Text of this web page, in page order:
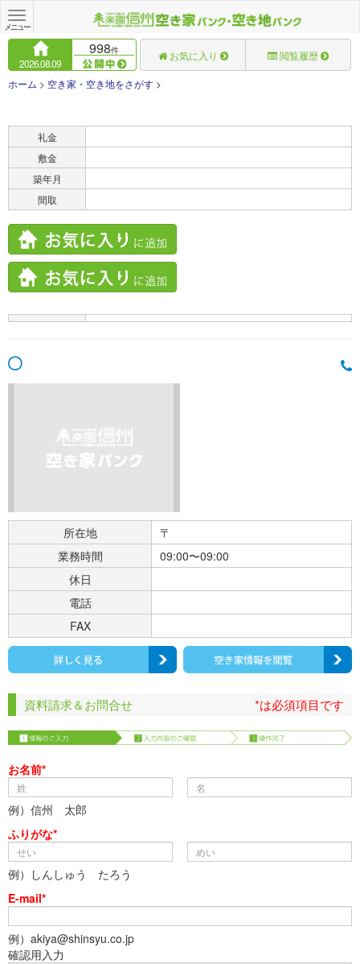
Toggle
navigation
メニュー
2026.08.09
998件 お気に入り 閲覧履歴
ホーム > 空き家・空き地をさがす >
礼金
敷金
築年月
間取
所在地
〒
業務時間
09:00〜09:00
休日
電話
FAX
資料請求＆お問合せ *は必須項目です
お名前*
例）信州 太郎
ふりがな*
例）しんしゅう たろう
E-mail*
例）akiya@shinsyu.co.jp
確認用入力